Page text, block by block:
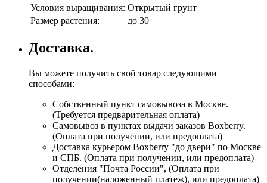
Условия выращивания: Открытый грунт
Размер растения:
до 30
Доставка.
Вы можете получить свой товар следующими
способами:
Собственный пункт самовывоза в Москве.
(Требуется предварительная оплата)
Самовывоз в пунктах выдачи заказов Boxberry.
(Оплата при получении, или предоплата)
Доставка курьером Boxberry "до двери" по Москве
и СПБ. (Оплата при получении, или предоплата)
Отделения "Почта России", (Оплата при
получении(наложенный платеж), или предоплата)